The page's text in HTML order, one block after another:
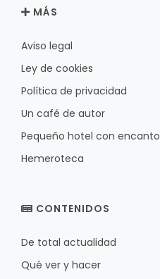
MÁS
Aviso legal
Ley de cookies
Política de privacidad
Un café de autor
Pequeño hotel con encanto
Hemeroteca
CONTENIDOS
De total actualidad
Qué ver y hacer